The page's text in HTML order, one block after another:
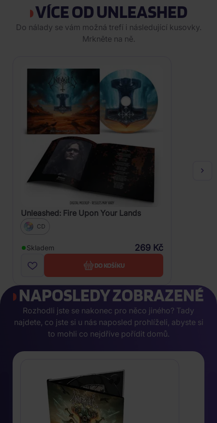
VÍCE OD UNLEASHED
Do nálady se vám možná trefí i následující kusovky.
Mrkněte na ně.
Unleashed: Fire Upon Your Lands
CD
Skladem 269 Kč
DO KOŠÍKU
NAPOSLEDY ZOBRAZENÉ
Rozhodli jste se nakonec pro něco jiného? Tady
najdete, co jste si u nás naposled prohlíželi, abyste si
to mohli co nejdříve pořídit domů.